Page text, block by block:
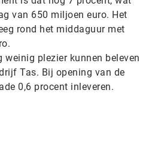
van 650 miljoen euro. Het
rond het middaguur met
weinig plezier kunnen beleven
Tas. Bij opening van de
0,6 procent inleveren.